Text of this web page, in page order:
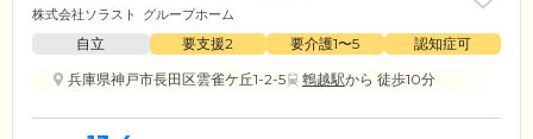
株式会社ソラスト グループホーム
自立 要支援2 要介護1〜5
認知症可
兵庫県神戸市長田区雲雀ケ丘1-2-5
鵯越駅から 徒歩10分